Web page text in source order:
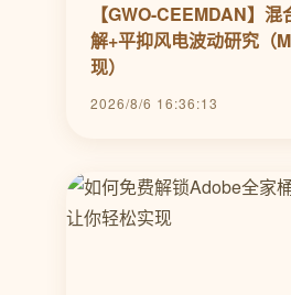
【GWO-CEEMDAN】
解+平抑风电波动研究（
现）
2026/8/6 16:36:13